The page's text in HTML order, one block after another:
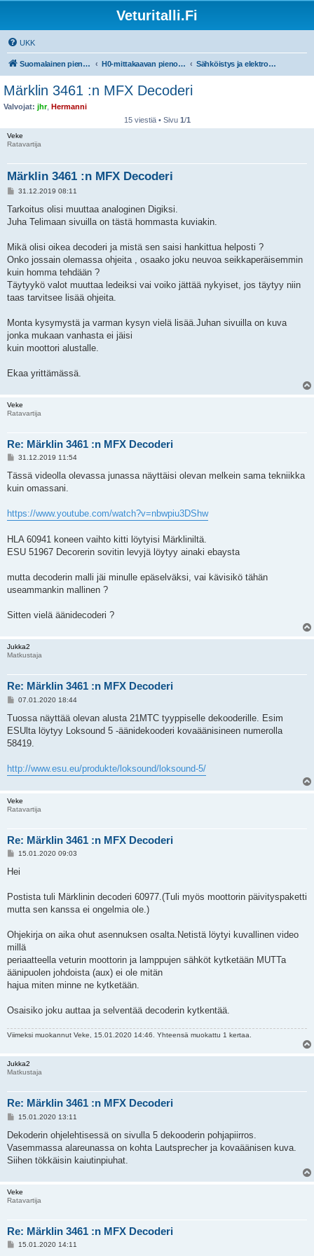
Veturitalli.Fi
UKK
Suomalainen pienoisrautatiefoorumi H0-mittakaavan pienoisrautatiet Sähköistys ja elektroniikka
Märklin 3461 :n MFX Decoderi
Valvojat: jhr, Hermanni
15 viestiä • Sivu 1/1
Veke
Ratavartija
Märklin 3461 :n MFX Decoderi
V
e
t
31.12.2019 08:11
Tarkoitus olisi muuttaa analoginen Digiksi.
Juha Telimaan sivuilla on tästä hommasta kuviakin.
Mikä olisi oikea decoderi ja mistä sen saisi hankittua helposti ?
Onko jossain olemassa ohjeita , osaako joku neuvoa seikkaperäisemmin
kuin homma tehdään ?
Täytyykö valot muuttaa ledeiksi vai voiko jättää nykyiset, jos täytyy niin
taas tarvitsee lisää ohjeita.
Monta kysymystä ja varman kysyn vielä lisää.Juhan sivuilla on kuva
jonka mukaan vanhasta ei jäisi
kuin moottori alustalle.
Ekaa yrittämässä.
Veke
Ratavartija
Re: Märklin 3461 :n MFX Decoderi
V
e
t
31.12.2019 11:54
Tässä videolla olevassa junassa näyttäisi olevan melkein sama tekniikka
kuin omassani.
https://www.youtube.com/watch?v=nbwpiu3DShw
HLA 60941 koneen vaihto kitti löytyisi Märkliniltä.
ESU 51967 Decorerin sovitin levyjä löytyy ainaki ebaysta
mutta decoderin malli jäi minulle epäselväksi, vai kävisikö tähän
useammankin mallinen ?
Sitten vielä äänidecoderi ?
Jukka2
Matkustaja
Re: Märklin 3461 :n MFX Decoderi
V
e
t
i
07.01.2020 18:44
Tuossa näyttää olevan alusta 21MTC tyyppiselle dekooderille. Esim
ESUlta löytyy Loksound 5 -äänidekooderi kovaäänisineen numerolla
58419.
http://www.esu.eu/produkte/loksound/loksound-5/
Veke
Ratavartija
Re: Märklin 3461 :n MFX Decoderi
V
e
i
15.01.2020 09:03
Hei
Postista tuli Märklinin decoderi 60977.(Tuli myös moottorin päivityspaketti
mutta sen kanssa ei ongelmia ole.)
Ohjekirja on aika ohut asennuksen osalta.Netistä löytyi kuvallinen video
millä
periaatteella veturin moottorin ja lamppujen sähköt kytketään MUTTa
äänipuolen johdoista (aux) ei ole mitän
hajua miten minne ne kytketään.
Osaisiko joku auttaa ja selventää decoderin kytkentää.
Viimeksi muokannut Veke , 15.01.2020 14:46. Yhteensä muokattu 1 kertaa.
Jukka2
Matkustaja
Re: Märklin 3461 :n MFX Decoderi
V
e
t
i
15.01.2020 13:11
Dekoderin ohjelehtisessä on sivulla 5 dekooderin pohjapiirros.
Vasemmassa alareunassa on kohta Lautsprecher ja kovaäänisen kuva.
Siihen tökkäisin kaiutinpiuhat.
Veke
Ratavartija
Re: Märklin 3461 :n MFX Decoderi
V15.01.2020 14:11